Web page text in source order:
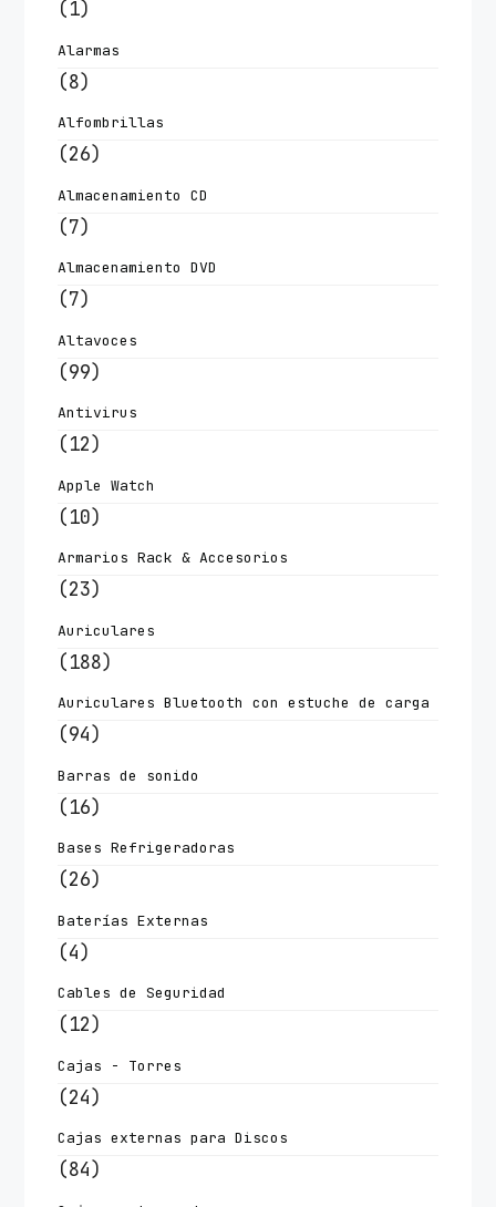
(1)
Alarmas
(8)
Alfombrillas
(26)
Almacenamiento CD
(7)
Almacenamiento DVD
(7)
Altavoces
(99)
Antivirus
(12)
Apple Watch
(10)
Armarios Rack & Accesorios
(23)
Auriculares
(188)
Auriculares Bluetooth con estuche de carga
(94)
Barras de sonido
(16)
Bases Refrigeradoras
(26)
Baterías Externas
(4)
Cables de Seguridad
(12)
Cajas - Torres
(24)
Cajas externas para Discos
(84)